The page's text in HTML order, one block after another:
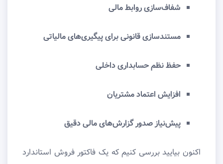
شفاف‌سازی روابط مالی
مستندسازی قانونی برای پیگیری‌های مالیاتی
حفظ نظم حسابداری داخلی
افزایش اعتماد مشتریان
پیش‌نیاز صدور گزارش‌های مالی دقیق
اکنون بیایید بررسی کنیم که یک فاکتور فروش استاندارد